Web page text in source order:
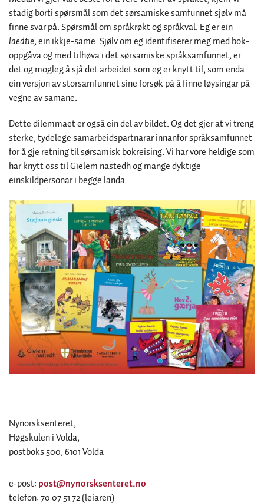
stadig borti spørsmål som det sørsamiske samfunnet sjølv må
finne svar på. Spørsmål om språkrøkt og språkval. Eg er ein
laedtie, ein ikkje-same. Sjølv om eg identifiserer meg med bok-
oppgåva og med tilhøva i det sørsamiske språksamfunnet, er
det og mogleg å sjå det arbeidet som eg er knytt til, som enda
ein versjon av storsamfunnet sine forsøk på å finne løysingar på
vegne av samane.
Dette dilemmaet er også ein del av bildet. Og det gjer at vi treng
sterke, tydelege samarbeidspartnarar innanfor språksamfunnet
for å gje retning til sørsamisk bokreising. Vi har vore heldige som
har knytt oss til Gïelem nastedh og mange dyktige
einskildpersonar i begge landa.
Nynorsksenteret,
Høgskulen i Volda,
postboks 500, 6101 Volda
e-post: post@nynorsksenteret.no
telefon: 70 07 51 72 (leiaren)